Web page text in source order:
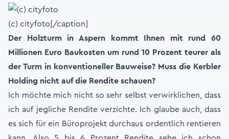
(c) cityfoto[/caption]
Der Holzturm in Aspern kommt Ihnen mit rund 60
Millionen Euro Baukosten um rund 10 Prozent teurer als
der Turm in konventioneller Bauweise? Muss die Kerbler
Holding nicht auf die Rendite schauen?
Ich möchte mich nicht so sehr selbst verwirklichen, dass
ich auf jegliche Rendite verzichte. Ich glaube auch, dass
es sich für ein Büroprojekt durchaus ordentlich rentieren